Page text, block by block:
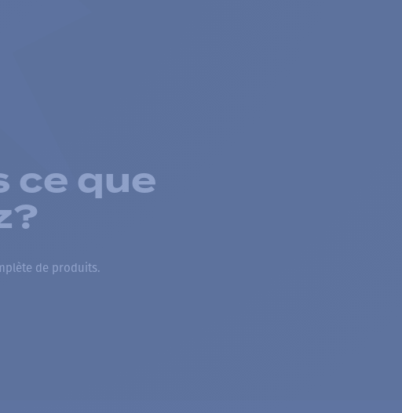
ce que
de produits.